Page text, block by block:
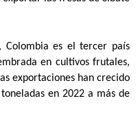
Colombia es el tercer país
en cultivos frutales,
exportaciones han crecido
en 2022 a más de